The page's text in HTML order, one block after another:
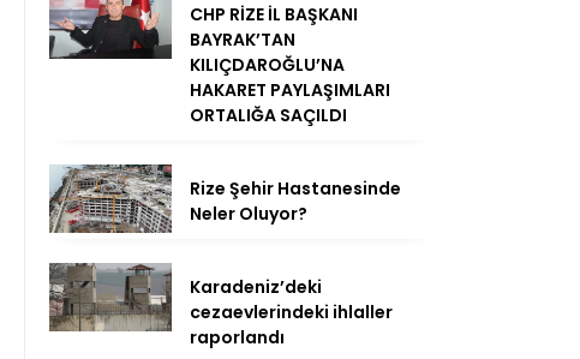
CHP RİZE İL BAŞKANI
BAYRAK’TAN
KILIÇDAROĞLU’NA
HAKARET PAYLAŞIMLARI
ORTALIĞA SAÇILDI
Rize Şehir Hastanesinde
Neler Oluyor?
Karadeniz’deki
cezaevlerindeki ihlaller
raporlandı